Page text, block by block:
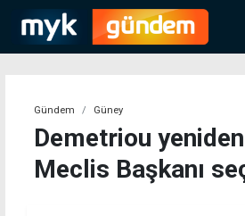
Gündem Güney
Demetriou
Meclis Başkanı